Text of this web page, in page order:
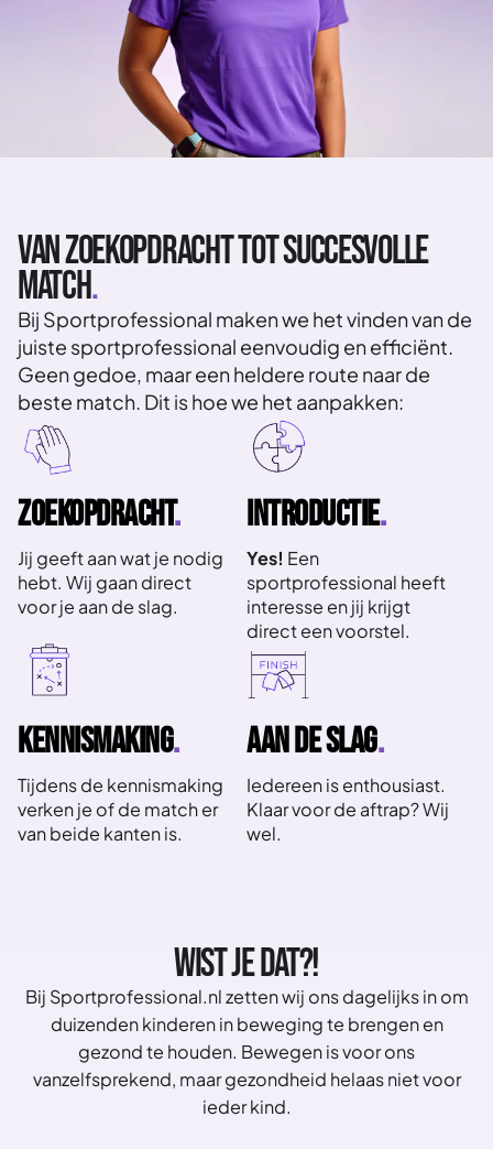
Van zoekopdracht tot succesvolle
match.
Bij Sportprofessional maken we het vinden van de
juiste sportprofessional eenvoudig en efficiënt.
Geen gedoe, maar een heldere route naar de
beste match. Dit is hoe we het aanpakken:
ZOEKOPDRACHT.
Jij geeft aan wat je nodig
hebt. Wij gaan direct
voor je aan de slag.
INTRODUCTIE.
Yes! Een
sportprofessional heeft
interesse en jij krijgt
direct een voorstel.
KENNISMAKING.
Tijdens de kennismaking
verken je of de match er
van beide kanten is.
AAN DE SLAG.
Iedereen is enthousiast.
Klaar voor de aftrap? Wij
wel.
WIST JE DAT?!
Bij Sportprofessional.nl zetten wij ons dagelijks in om
duizenden kinderen in beweging te brengen en
gezond te houden. Bewegen is voor ons
vanzelfsprekend, maar gezondheid helaas niet voor
ieder kind.